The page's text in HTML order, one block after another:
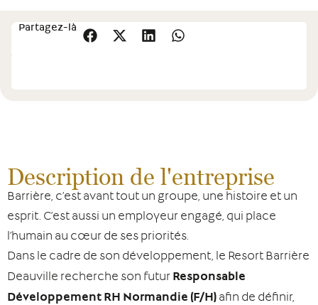
Cette
Postulez
Partagez-là
Description de l'entreprise
Barrière, c’est avant tout un groupe, une histoire et un
esprit. C’est aussi un employeur engagé, qui place
l’humain au cœur de ses priorités.
Dans le cadre de son développement, le Resort Barrière
Deauville recherche son futur Responsable
Développement RH Normandie (F/H) afin de définir,